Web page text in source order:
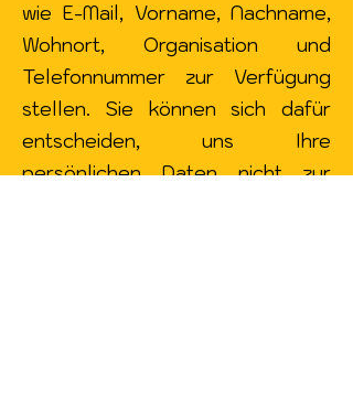
wie E-Mail, Vorname, Nachname,
Wohnort, Organisation und
Telefonnummer zur Verfügung
stellen. Sie können sich dafür
entscheiden, uns Ihre
persönlichen Daten nicht zur